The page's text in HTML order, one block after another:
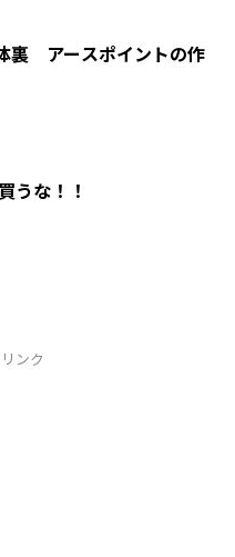
裏 アースポイントの作
うな！！
ンク